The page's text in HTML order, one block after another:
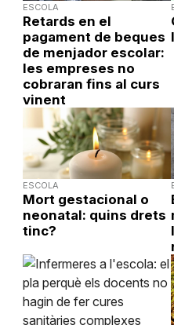
ESCOLA
Retards en el
pagament de beques
de menjador escolar:
les empreses no
cobraran fins al curs
vinent
ESCOLA
Mort gestacional o
neonatal: quins drets
tinc?